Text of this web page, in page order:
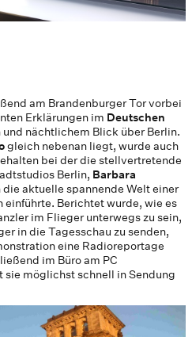
am Brandenburger Tor vorbei
Erklärungen im Deutschen
nächtlichem Blick über Berlin.
gleich nebenan liegt, wurde auch
bei der die stellvertretende
Berlin, Barbara
aktuelle spannende Welt einer
Berichtet wurde, wie es
im Flieger unterwegs zu sein,
in die Tagesschau zu senden,
eine Radioreportage
im Büro am PC
möglichst schnell in Sendung